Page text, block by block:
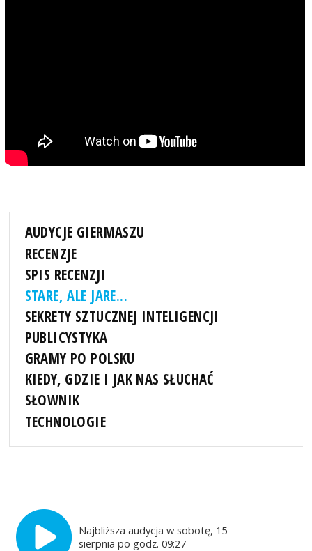
AUDYCJE GIERMASZU
RECENZJE
SPIS RECENZJI
STARE, ALE JARE...
SEKRETY SZTUCZNEJ INTELIGENCJI
PUBLICYSTYKA
GRAMY PO POLSKU
KIEDY, GDZIE I JAK NAS SŁUCHAĆ
SŁOWNIK
TECHNOLOGIE
Najbliższa audycja w sobotę, 15
sierpnia po godz. 09:27